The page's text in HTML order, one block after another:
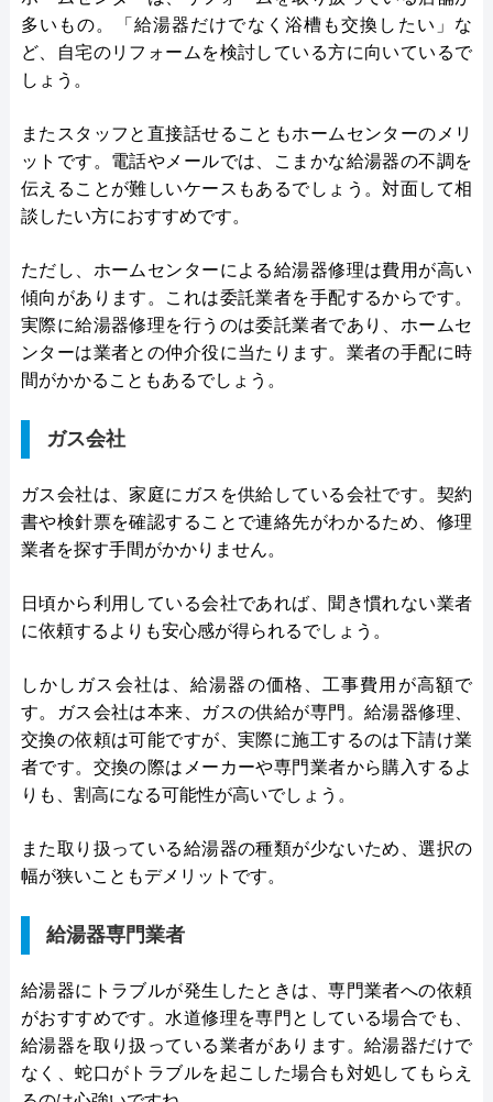
多いもの。「給湯器だけでなく浴槽も交換したい」な
ど、自宅のリフォームを検討している方に向いているで
しょう。
またスタッフと直接話せることもホームセンターのメリ
ットです。電話やメールでは、こまかな給湯器の不調を
伝えることが難しいケースもあるでしょう。対面して相
談したい方におすすめです。
ただし、ホームセンターによる給湯器修理は費用が高い
傾向があります。これは委託業者を手配するからです。
実際に給湯器修理を行うのは委託業者であり、ホームセ
ンターは業者との仲介役に当たります。業者の手配に時
間がかかることもあるでしょう。
ガス会社
ガス会社は、家庭にガスを供給している会社です。契約
書や検針票を確認することで連絡先がわかるため、修理
業者を探す手間がかかりません。
日頃から利用している会社であれば、聞き慣れない業者
に依頼するよりも安心感が得られるでしょう。
しかしガス会社は、給湯器の価格、工事費用が高額で
す。ガス会社は本来、ガスの供給が専門。給湯器修理、
交換の依頼は可能ですが、実際に施工するのは下請け業
者です。交換の際はメーカーや専門業者から購入するよ
りも、割高になる可能性が高いでしょう。
また取り扱っている給湯器の種類が少ないため、選択の
幅が狭いこともデメリットです。
給湯器専門業者
給湯器にトラブルが発生したときは、専門業者への依頼
がおすすめです。水道修理を専門としている場合でも、
給湯器を取り扱っている業者があります。給湯器だけで
なく、蛇口がトラブルを起こした場合も対処してもらえ